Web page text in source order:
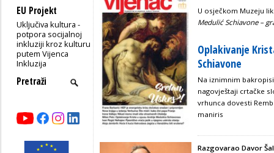
EU Projekt
Uključiva kultura -
potpora socijalnoj
inkluziji kroz kulturu
putem Vijenca
Inkluzija
U osječkom Muzeju
Medulić Schiavone –
Oplakivanje
Schiavone
Na iznimnim
nagovještaji crtačke
vrhunca dovesti
maniris
Razgovarao Davor